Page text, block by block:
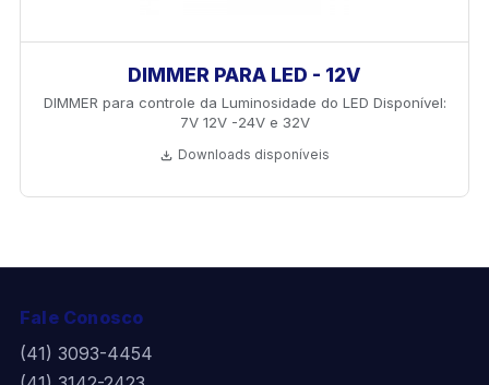
DIMMER PARA LED - 12V
DIMMER para controle da Luminosidade do LED Disponível:
7V 12V -24V e 32V
Downloads disponíveis
Fale Conosco
(41) 3093-4454